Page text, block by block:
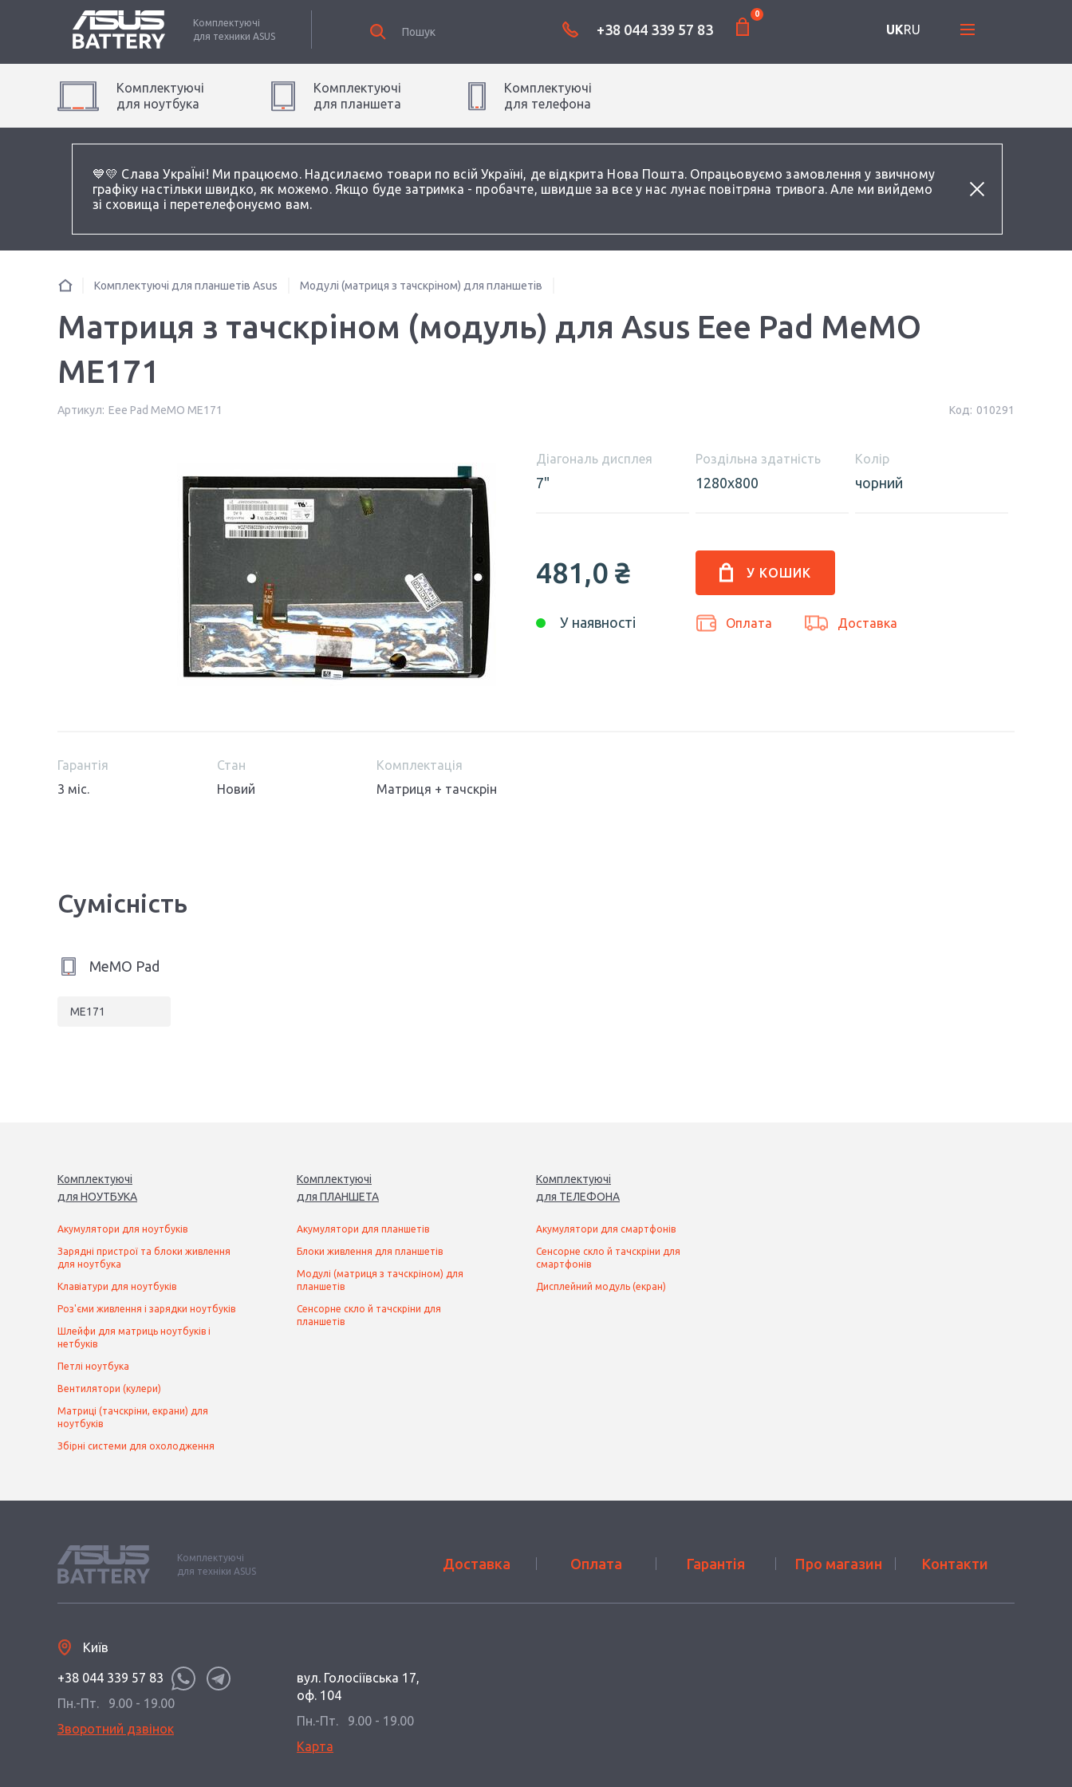
💙💛 Слава УкраЇні! Ми працюємо. Надсилаємо товари по всій Україні, де відкрита Нова Пошта. Опрацьовуємо замовлення у звичному
графіку настільки швидко, як можемо. Якщо буде затримка - пробачте, швидше за все у нас лунає повітряна тривога. Але ми вийдемо
зі сховища і перетелефонуємо вам.
Комплектуючі
для техники ASUS +38 044 339 57 83
0
UKRU
Комплектуючі
для ноутбука
Комплектуючі
для планшета
Комплектуючі
для телефона
Комплектуючі для планшетів Asus Модулі (матриця з тачскріном) для планшетів
Матриця з тачскріном (модуль) для Asus Eee Pad MeMO
ME171
Артикул: Eee Pad MeMO ME171 Код: 010291
Діагональ дисплея
7"
Роздільна здатність
1280x800
Колір
чорний
481,0 ₴
У наявності Оплата Доставка
Гарантія
3 міс.
Стан
Новий
Комплектація
Матриця + тачскрін
Сумісність
MeMO Pad
ME171
Комплектуючі
для НОУТБУКА
Акумулятори для ноутбуків
Зарядні пристрої та блоки живлення
для ноутбука
Клавіатури для ноутбуків
Роз'єми живлення і зарядки ноутбуків
Шлейфи для матриць ноутбуків і
нетбуків
Петлі ноутбука
Вентилятори (кулери)
Матриці (тачскріни, екрани) для
ноутбуків
Збірні системи для охолодження
Комплектуючі
для ПЛАНШЕТА
Акумулятори для планшетів
Блоки живлення для планшетів
Модулі (матриця з тачскріном) для
планшетів
Сенсорне скло й тачскріни для
планшетів
Комплектуючі
для ТЕЛЕФОНА
Акумулятори для смартфонів
Сенсорне скло й тачскріни для
смартфонів
Дисплейний модуль (екран)
Комплектуючі
для техніки ASUS
Доставка Оплата Гарантія Про магазин Контакти
Київ
+38 044 339 57 83
Пн.-Пт.
9.00 - 19.00
Зворотний дзвінок
вул. Голосіївська 17,
оф. 104
Пн.-Пт.
9.00 - 19.00
Карта